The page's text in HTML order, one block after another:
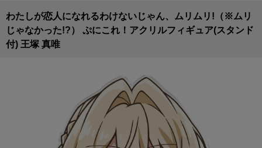
わたしが恋人になれるわけないじゃん、ムリムリ!（※ムリ
じゃなかった!?） ぷにこれ！アクリルフィギュア(スタンド
付) 王塚 真唯